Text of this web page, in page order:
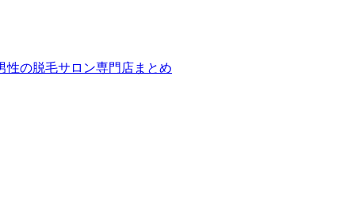
性の脱毛サロン専門店まとめ